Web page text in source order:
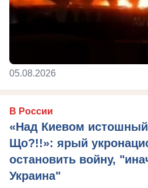
05.08.2026
В России
«Над Киевом
Що?!!»: ярый
остановить войну,
Украина"